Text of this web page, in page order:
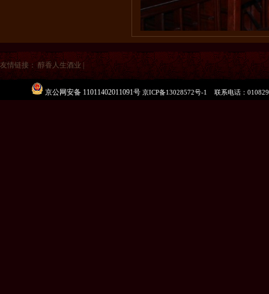
友情链接：醇香人生酒业|
京公网安备 11011402011091号 京ICP备13028572号-1 联系电话：